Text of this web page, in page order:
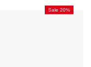
Sale 20%